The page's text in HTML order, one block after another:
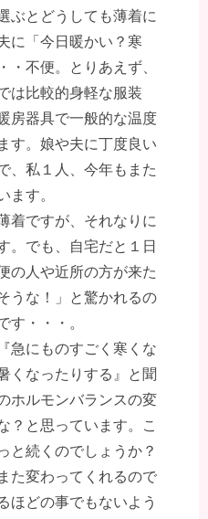
ぶとどうしても薄着に
に「今日暖かい？寒
・不便。とりあえず、
は比較的身軽な服装
房器具で一般的な温度
す。娘や夫に丁度良い
、私１人、今年もまた
ます。
着ですが、それなりに
。でも、自宅だと１日
の人や近所の方が来た
うな！」と驚かれるの
す・・・。
急にものすごく寒くな
くなったりする』と聞
ホルモンバランスの変
？と思っています。こ
と続くのでしょうか？
た変わってくれるので
ほどの事でもないよう